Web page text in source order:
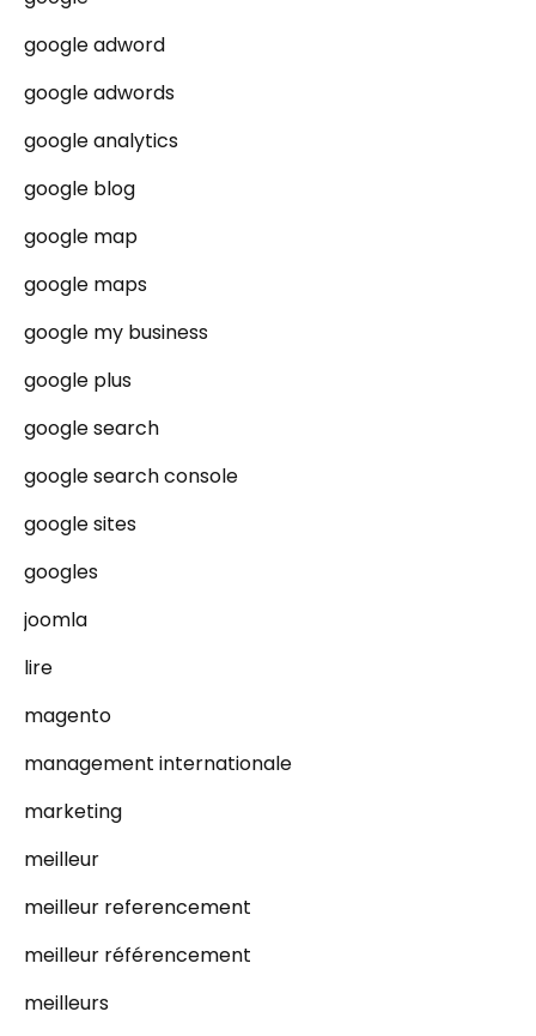
google adword
google adwords
google analytics
google blog
google map
google maps
google my business
google plus
google search
google search console
google sites
googles
joomla
lire
magento
management internationale
marketing
meilleur
meilleur referencement
meilleur référencement
meilleurs